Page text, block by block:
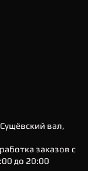
вал,
заказов с
до 20:00